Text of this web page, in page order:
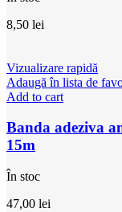
8,50 lei
Vizualizare rapidă
Adaugă în lista de
Add to cart
Banda adeziva
15m
În stoc
47,00 lei